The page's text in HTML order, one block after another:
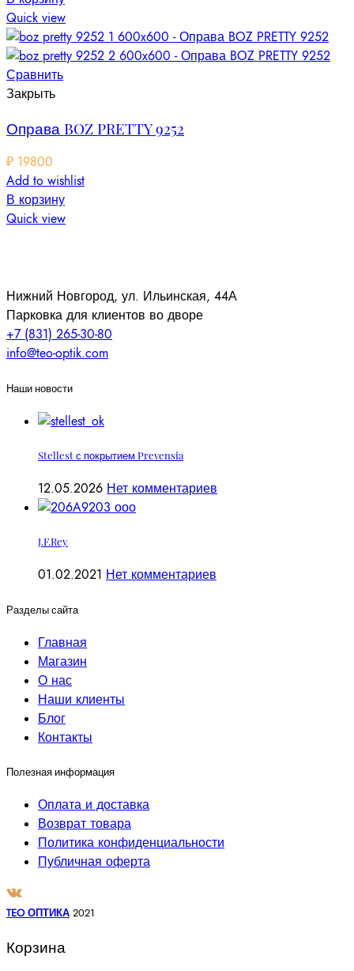
Quick view
Сравнить
Закрыть
Оправа BOZ PRETTY 9252
₽ 19800
Add to wishlist
В корзину
Quick view
Нижний Новгород, ул. Ильинская, 44А
Парковка для клиентов во дворе
+7 (831) 265-30-80
info@teo-optik.com
Наши новости
Stellest с покрытием Prevensia
12.05.2026 Нет комментариев
J.F.Rey
01.02.2021 Нет комментариев
Разделы сайта
Главная
Магазин
О нас
Наши клиенты
Блог
Контакты
Полезная информация
Оплата и доставка
Возврат товара
Политика конфиденциальности
Публичная оферта
TEO ОПТИКА 2021
Корзина